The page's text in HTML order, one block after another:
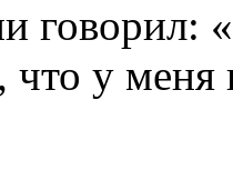
говорил:
что у